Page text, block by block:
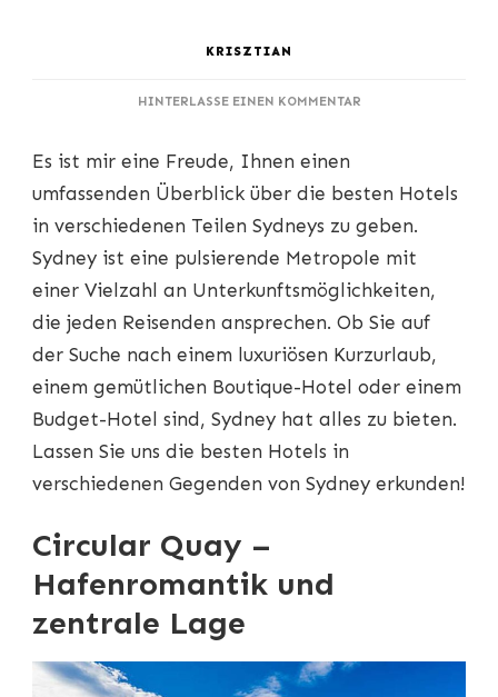
KRISZTIAN
HINTERLASSE EINEN KOMMENTARZU
EMPFEHLUNGEN
FÜR
HOTELS
IN
VERSCHIEDENEN
STADTTEILEN
SYDNEY
Es ist mir eine Freude, Ihnen einen
umfassenden Überblick über die besten Hotels
in verschiedenen Teilen Sydneys zu geben.
Sydney ist eine pulsierende Metropole mit
einer Vielzahl an Unterkunftsmöglichkeiten,
die jeden Reisenden ansprechen. Ob Sie auf
der Suche nach einem luxuriösen Kurzurlaub,
einem gemütlichen Boutique-Hotel oder einem
Budget-Hotel sind, Sydney hat alles zu bieten.
Lassen Sie uns die besten Hotels in
verschiedenen Gegenden von Sydney erkunden!
Circular Quay –
Hafenromantik und
zentrale Lage